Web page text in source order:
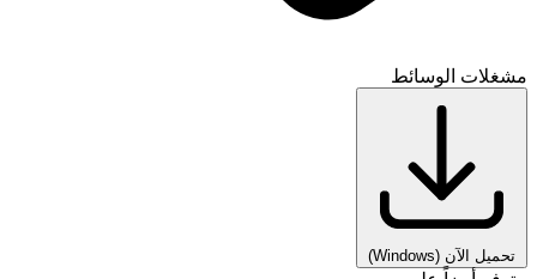
مشغلات الوسائط
تحميل الآن (Windows)